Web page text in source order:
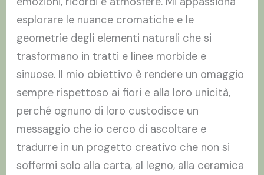
esplorare le nuance cromatiche e le
geometrie degli elementi naturali che si
trasformano in tratti e linee morbide e
sinuose. Il mio obiettivo è rendere un omaggio
sempre rispettoso ai fiori e alla loro unicità,
perché ognuno di loro custodisce un
messaggio che io cerco di ascoltare e
tradurre in un progetto creativo che non si
soffermi solo alla carta, al legno, alla ceramica